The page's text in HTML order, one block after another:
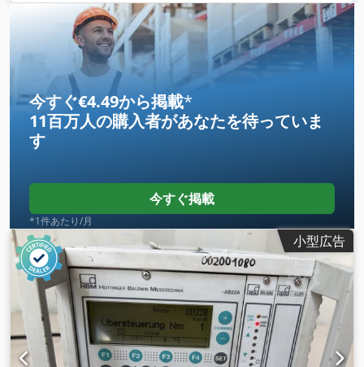
今すぐ€4.49から掲載*
11百万人の購入者があなたを待っていま
す
今すぐ掲載
*1件あたり/月
小型広告